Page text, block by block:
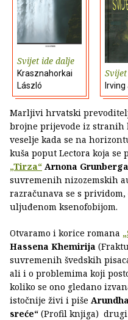
Svijet ide dalje
Krasznahorkai
László
Marljivi hrvatski
brojne prijevode iz stranih
veselje kada se na
kuša poput Lectora koja
„Tirza“ Arnona Grunberga
suvremenih nizozemskih
razračunava se s
uljuđenom ksenofobijom.
Otvaramo i korice romana
Hassena Khemirija
suvremenih švedskih
ali i o problemima koji
koliko se ono gledano
istočnije živi i piše
sreće“ (Profil knjiga) drugi